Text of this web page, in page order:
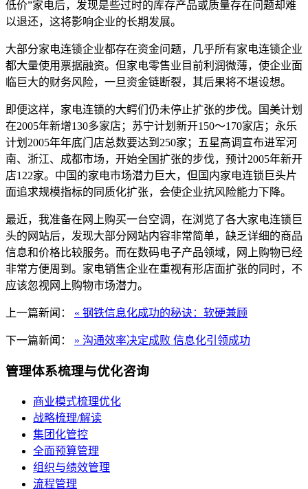
低价”家电后，发现是些过时的库存产品或质量存在问题却难
以退还，这将影响企业的长期发展。
大部分家电连锁企业都存在资金问题，几乎所有家电连锁企业
都大量使用票据融资。但家电零售业目前利润微薄，使企业面
临巨大的财务风险，一旦资金链断裂，其后果将不堪设想。
即便这样，家电连锁的大鳄们仍未停止扩张的步伐。国美计划
在2005年新增130多家店；苏宁计划新开150～170家店；永乐
计划2005年年底门店总数要达到250家；五星高调宣布进军河
南、浙江、成都市场，开始全国扩张的步伐，预计2005年新开
店122家。中国的家电市场潜力巨大，但国内家电连锁巨头片
面追求规模指标的同质化扩张，会使企业抗风险能力下降。
最近，我准备在网上购买一台空调，在浏览了各大家电连锁巨
头的网站后，发现大部分网站内容非常简单，缺乏详细的商品
信息和价格比较服务。而在数码电子产品领域，网上购物已经
非常方便周到。家电销售企业在重视有形店面扩张的同时，不
应该忽视网上购物市场潜力。
上一篇新闻： « 钢铁信息化成功的秘诀：软硬兼顾
下一篇新闻： » 沟通效率决定成败 信息化引领成功
管理体系梳理与优化咨询
商业模式梳理优化
战略梳理/解读
集团化管控
全面预算管理
组织与绩效管理
流程管理